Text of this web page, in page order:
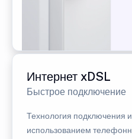
Интернет xDSL
Быстрое подключение
Технология подключения
использованием